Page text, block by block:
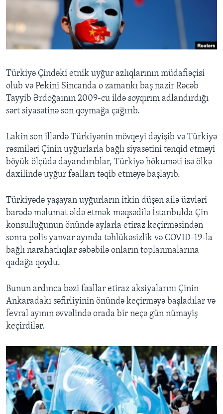
BIZI IZLƏYIN
Dillər
Türkiyə Çindəki etnik uyğur azlıqlarının müdafiəçisi
olub və Pekini Sincanda o zamankı baş nazir Rəcəb
Tayyib Ərdoğaının 2009-cu ildə soyqırım adlandırdığı
sərt siyasətinə son qoymağa çağırıb.
Lakin son illərdə Türkiyənin mövqeyi dəyişib və Türkiyə
rəsmiləri Çinin uyğurlarla bağlı siyasətini tənqid etməyi
böyük ölçüdə dayandırıblar, Türkiyə hökuməti isə ölkə
daxilində uyğur fəalları təqib etməyə başlayıb.
Türkiyədə yaşayan uyğurların itkin düşən ailə üzvləri
barədə məlumat əldə etmək məqsədilə İstanbulda Çin
konsulluğunun önündə aylarla etiraz keçirməsindən
sonra polis yanvar ayında təhlükəsizlik və COVID-19-la
bağlı narahatlıqlar səbəbilə onların toplanmalarına
qadağa qoydu.
Bunun ardınca bəzi fəallar etiraz aksiyalarını Çinin
Ankaradakı səfirliyinin önündə keçirməyə başladılar və
fevral ayının əvvəlində orada bir neçə gün nümayiş
keçirdilər.